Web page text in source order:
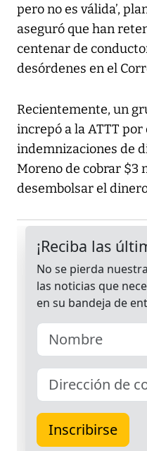
pero no es válida’,
aseguró que han
centenar de
desórdenes en el
Recientemente, un
increpó a la ATTT por
indemnizaciones de
Moreno de cobrar $3
desembolsar el